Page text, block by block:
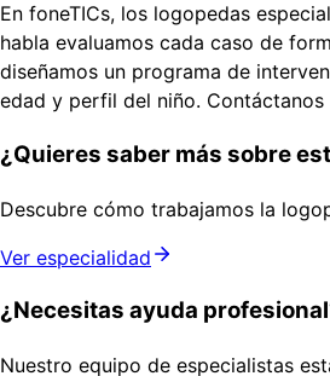
En foneTICs, los logopedas
habla evaluamos cada caso de
diseñamos un programa de
edad y perfil del niño. Contáctanos
¿Quieres saber más sobre
Descubre cómo trabajamos la
Ver especialidad
¿Necesitas ayuda
Nuestro equipo de especialistas